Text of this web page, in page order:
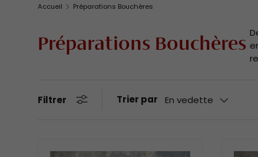
Accueil Préparations Bouchères
Préparations Bouchères
Filtrer Trier par En vedette